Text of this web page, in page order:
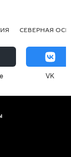
СЕВЕРНАЯ
VK